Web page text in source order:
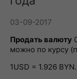
03-09-2017
Продать валюту
можно по курсу
1USD = 1.926 BYN.